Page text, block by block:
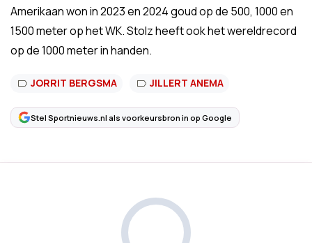
Amerikaan won in 2023 en 2024 goud op de 500, 1000 en
1500 meter op het WK. Stolz heeft ook het wereldrecord
op de 1000 meter in handen.
JORRIT BERGSMA JILLERT ANEMA
Stel Sportnieuws.nl als voorkeursbron in op Google